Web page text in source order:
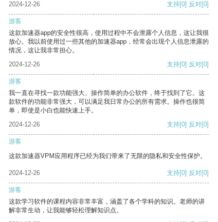
2024-12-26
支持[0] 反对[0]
游客
这款加速器app的安全性很高，使用过程中不会泄露个人信息，这让我很
放心。我以前使用过一些其他的加速器app，经常会出现个人信息泄露的
情况，这让我非常担心。
2024-12-26
支持[0] 反对[0]
游客
我一直在寻找一款功能强大、操作简单的办公软件，终于找到了它。这
款软件的功能非常强大，可以满足我日常办公的所有需求。操作也很简
单，即使是小白也能快速上手。
2024-12-26
支持[0] 反对[0]
游客
这款加速器VPM应用程序已经为我们带来了无限的隐私和安全性保护。
2024-12-26 支持[0] 反对[0]
游客
这款学习软件的课程内容非常丰富，涵盖了各个学科的知识。老师的讲
解非常生动，让我能够轻松理解知识点。